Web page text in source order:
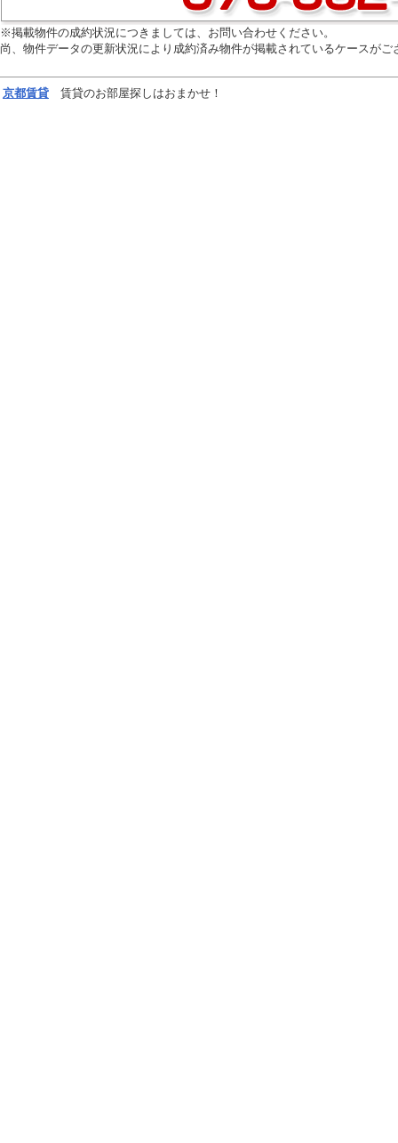
※掲載物件の成約状況につきましては、お問い合わせください。
尚、物件データの更新状況により成約済み物件が掲載されているケースが
京都賃貸 賃貸のお部屋探しはおまかせ！